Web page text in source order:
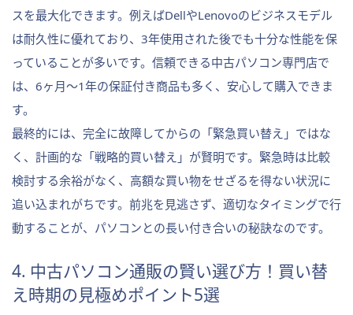
スを最大化できます。例えばDellやLenovoのビジネスモデル
は耐久性に優れており、3年使用された後でも十分な性能を保
っていることが多いです。信頼できる中古パソコン専門店で
は、6ヶ月〜1年の保証付き商品も多く、安心して購入できま
す。
最終的には、完全に故障してからの「緊急買い替え」ではな
く、計画的な「戦略的買い替え」が賢明です。緊急時は比較
検討する余裕がなく、高額な買い物をせざるを得ない状況に
追い込まれがちです。前兆を見逃さず、適切なタイミングで行
動することが、パソコンとの長い付き合いの秘訣なのです。
4. 中古パソコン通販の賢い選び方！買い替
え時期の見極めポイント5選